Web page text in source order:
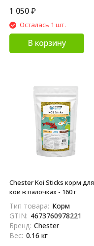
1 050₽
Осталась 1 шт.
В корзину
Chester Koi Sticks корм для
кои в палочках - 160 г
Тип товара: Корм
GTIN: 4673760978221
Бренд: Chester
Вес: 0.16 кг